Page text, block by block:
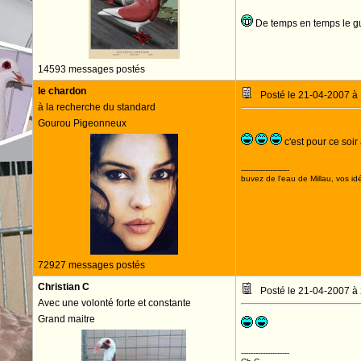
14593 messages postés
De temps en temps le
le chardon
à la recherche du standard
Gourou Pigeonneux
72927 messages postés
Posté le 21-04-2007
c'est pour ce soir
--------------------
buvez de l'eau de Millau, vos
Christian C
Avec une volonté forte et constante
Grand maitre
Posté le 21-04-2007
--------------------